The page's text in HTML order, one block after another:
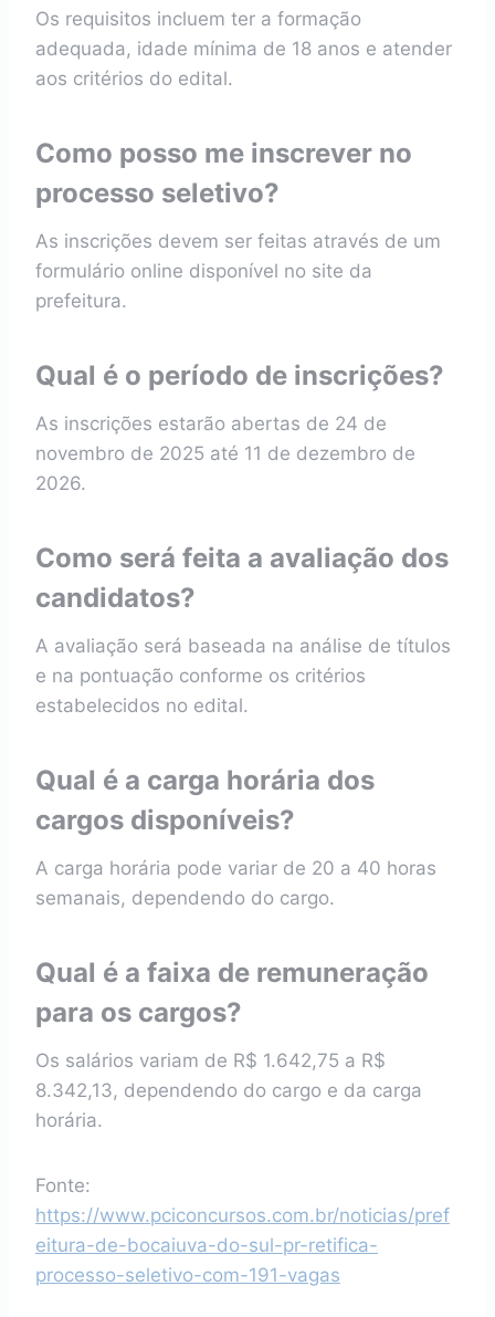
Os requisitos incluem ter a formação
adequada, idade mínima de 18 anos e atender
aos critérios do edital.
Como posso me inscrever no
processo seletivo?
As inscrições devem ser feitas através de um
formulário online disponível no site da
prefeitura.
Qual é o período de inscrições?
As inscrições estarão abertas de 24 de
novembro de 2025 até 11 de dezembro de
2026.
Como será feita a avaliação dos
candidatos?
A avaliação será baseada na análise de títulos
e na pontuação conforme os critérios
estabelecidos no edital.
Qual é a carga horária dos
cargos disponíveis?
A carga horária pode variar de 20 a 40 horas
semanais, dependendo do cargo.
Qual é a faixa de remuneração
para os cargos?
Os salários variam de R$ 1.642,75 a R$
8.342,13, dependendo do cargo e da carga
horária.
Fonte:
https://www.pciconcursos.com.br/noticias/pref
eitura-de-bocaiuva-do-sul-pr-retifica-
processo-seletivo-com-191-vagas